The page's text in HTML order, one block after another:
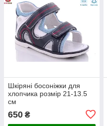
Шкіряні босоніжки для
хлопчика розмір 21-13.5
см
650 ₴